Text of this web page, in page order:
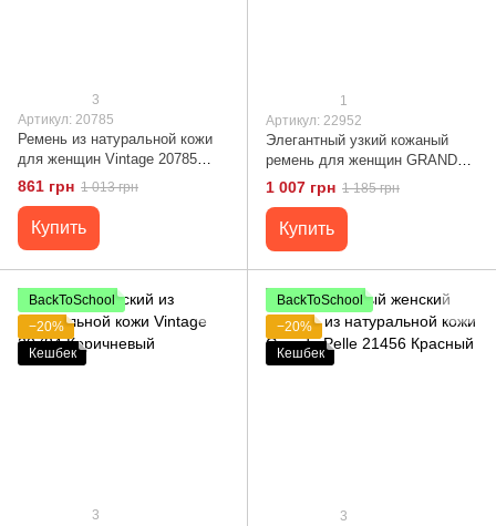
3
Артикул: 20785
Ремень из натуральной кожи
для женщин Vintage 20785
Черный
861 грн 1 013 грн
Купить
1
Артикул: 22952
Элегантный узкий кожаный
ремень для женщин GRANDE
PELLE 22952 Красный
1 007 грн 1 185 грн
Купить
BackToSchool
−20%
Кешбек
3
BackToSchool
−20%
Кешбек
3